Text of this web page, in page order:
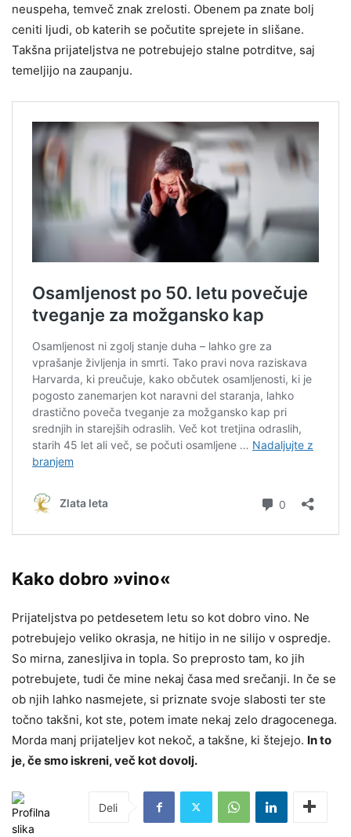
neuspeha, temveč znak zrelosti. Obenem pa znate bolj
ceniti ljudi, ob katerih se počutite sprejete in slišane.
Takšna prijateljstva ne potrebujejo stalne potrditve, saj
temeljijo na zaupanju.
Kako dobro »vino«
Prijateljstva po petdesetem letu so kot dobro vino. Ne
potrebujejo veliko okrasja, ne hitijo in ne silijo v ospredje.
So mirna, zanesljiva in topla. So preprosto tam, ko jih
potrebujete, tudi če mine nekaj časa med srečanji. In če se
ob njih lahko nasmejete, si priznate svoje slabosti ter ste
točno takšni, kot ste, potem imate nekaj zelo dragocenega.
Morda manj prijateljev kot nekoč, a takšne, ki štejejo. In to
je, če smo iskreni, več kot dovolj.